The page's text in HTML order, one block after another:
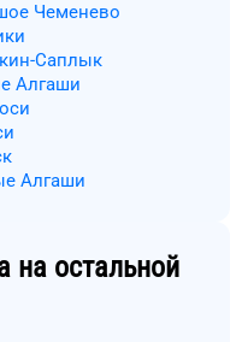
Чеменево
Саплык
Алгаши
Алгаши
на остальной